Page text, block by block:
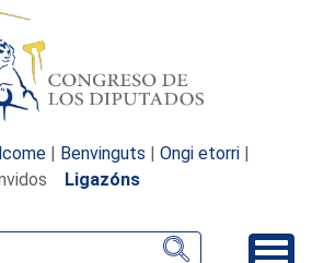
| Benvinguts | Ongi etorri |
Ligazóns